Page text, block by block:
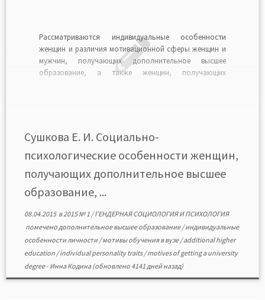
Рассматриваются индивидуальные особенности
женщин и различия мотивационной сферы женщин и
мужчин, получающих дополнительное высшее
образование, а также женщин, получающих
Сушкова Е. И. Социально-
психологические особенности женщин,
получающих дополнительное высшее
образование, ...
08.04.2015в2015 № 1 /ГЕНДЕРНАЯ СОЦИОЛОГИЯ И ПСИХОЛОГИЯ
помеченодополнительное высшее образование/индивидуальные
особенности личности /мотивы обучения в вузе/additional higher
education /individual personality traits/motives of getting a university
degree- Инна Кодина(обновлено 4141 дней назад)